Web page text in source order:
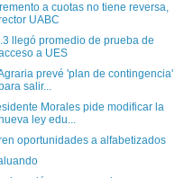
a cuotas no tiene reversa,
UABC
llegó promedio de prueba de
a UES
prevé 'plan de contingencia'
salir...
Morales pide modificar la
ley edu...
oportunidades a alfabetizados